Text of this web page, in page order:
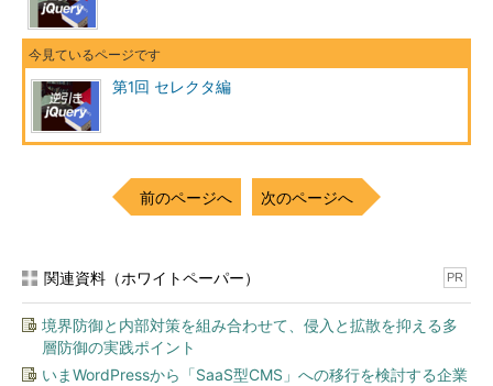
第1回 セレクタ編
前のページへ 次のページへ
関連資料（ホワイトペーパー） PR
境界防御と内部対策を組み合わせて、侵入と拡散を抑える多
層防御の実践ポイント
いまWordPressから「SaaS型CMS」への移行を検討する企業